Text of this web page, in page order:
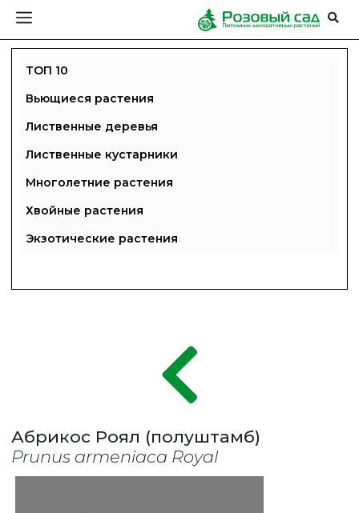
ТОП 10
Вьющиеся растения
Лиственные деревья
Лиственные кустарники
Многолетние растения
Хвойные растения
Экзотические растения
Абрикос Роял (полуштамб)
Prunus armeniaca Royal